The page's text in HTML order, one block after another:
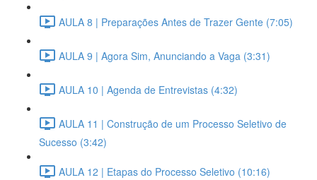
AULA 8 | Preparações Antes de Trazer Gente (7:05)
AULA 9 | Agora Sim, Anunciando a Vaga (3:31)
AULA 10 | Agenda de Entrevistas (4:32)
AULA 11 | Construção de um Processo Seletivo de
Sucesso (3:42)
AULA 12 | Etapas do Processo Seletivo (10:16)